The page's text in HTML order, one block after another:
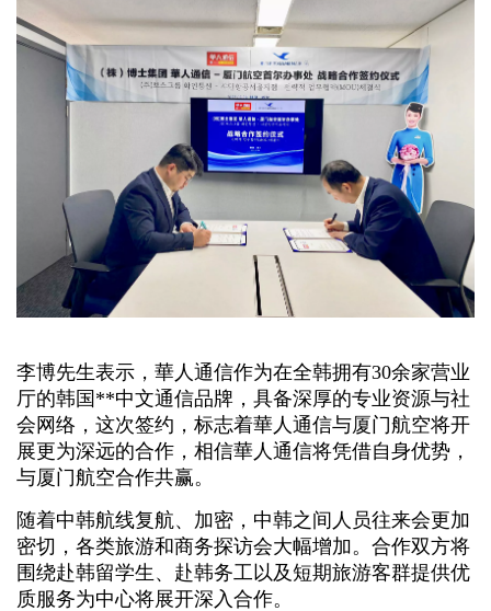
李博先生表示，華人通信作为在全韩拥有30余家营业
厅的韩国**中文通信品牌，具备深厚的专业资源与社
会网络，这次签约，标志着華人通信与厦门航空将开
展更为深远的合作，相信華人通信将凭借自身优势，
与厦门航空合作共赢。
随着中韩航线复航、加密，中韩之间人员往来会更加
密切，各类旅游和商务探访会大幅增加。合作双方将
围绕赴韩留学生、赴韩务工以及短期旅游客群提供优
质服务为中心将展开深入合作。